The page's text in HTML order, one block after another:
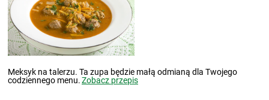
Meksyk na talerzu. Ta zupa będzie małą odmianą dla Twojego
codziennego menu.Zobacz przepis